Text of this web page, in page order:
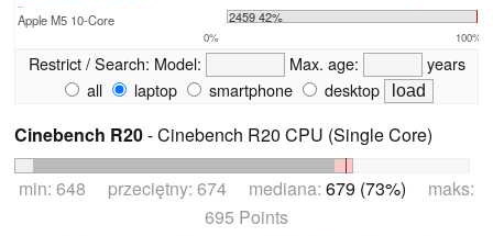
Apple M5 10-Core 2459 42%
0% 100%
Restrict / Search: Model: Max. age:
years
all
laptop smartphone desktop
Cinebench R20- Cinebench R20 CPU (Single Core)
min: 648 przeciętny: 674 mediana: 679 (73%) maks:
695 Points